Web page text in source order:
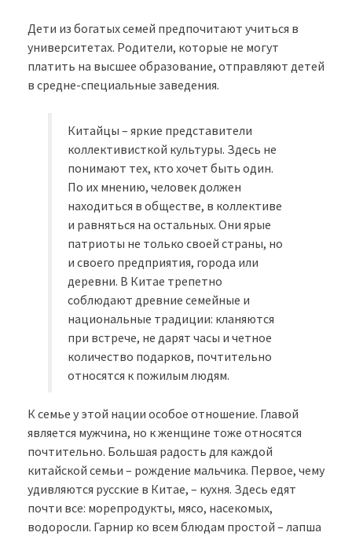
Дети из богатых семей предпочитают учиться в
университетах. Родители, которые не могут
платить на высшее образование, отправляют детей
в средне-специальные заведения.
Китайцы – яркие представители
коллективисткой культуры. Здесь не
понимают тех, кто хочет быть один.
По их мнению, человек должен
находиться в обществе, в коллективе
и равняться на остальных. Они ярые
патриоты не только своей страны, но
и своего предприятия, города или
деревни. В Китае трепетно
соблюдают древние семейные и
национальные традиции: кланяются
при встрече, не дарят часы и четное
количество подарков, почтительно
относятся к пожилым людям.
К семье у этой нации особое отношение. Главой
является мужчина, но к женщине тоже относятся
почтительно. Большая радость для каждой
китайской семьи – рождение мальчика. Первое, чему
удивляются русские в Китае, – кухня. Здесь едят
почти все: морепродукты, мясо, насекомых,
водоросли. Гарнир ко всем блюдам простой – лапша